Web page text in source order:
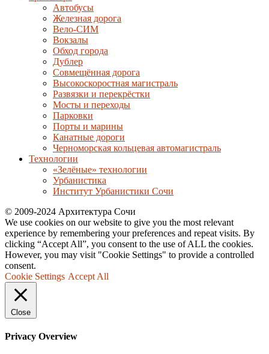
Автобусы
Железная дорога
Вело-СИМ
Вокзалы
Обход города
Дублер
Совмещённая дорога
Высокоскоростная магистраль
Развязки и перекрёстки
Мосты и переходы
Парковки
Порты и марины
Канатные дороги
Черноморская кольцевая автомагистраль
Технологии
«Зелёные» технологии
Урбанистика
Институт Урбанистики Сочи
© 2009-2024 Архитектура Сочи
We use cookies on our website to give you the most relevant
experience by remembering your preferences and repeat visits. By
clicking “Accept All”, you consent to the use of ALL the cookies.
However, you may visit "Cookie Settings" to provide a controlled
consent.
Cookie Settings Accept All
Close
Privacy Overview